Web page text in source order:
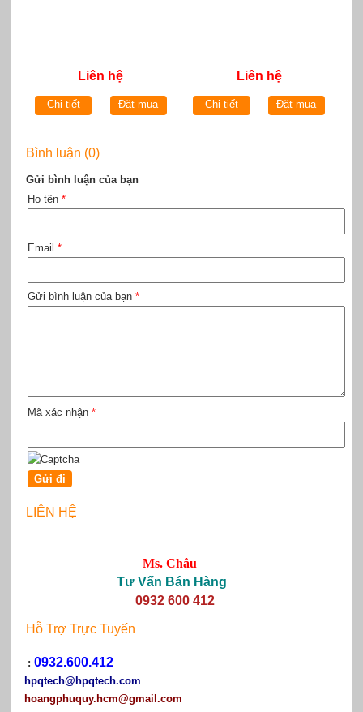
Liên hệ
Chi tiết Đặt mua
Liên hệ
Chi tiết Đặt mua
Bình luận (0)
Gửi bình luận của bạn
Họ tên *
Email *
Gửi bình luận của bạn *
Mã xác nhận *
LIÊN HỆ
Ms. Châu
Tư Vấn Bán Hàng
0932 600 412
Hỗ Trợ Trực Tuyến
: 0932.600.412
hpqtech@hpqtech.com
hoangphuquy.hcm@gmail.com